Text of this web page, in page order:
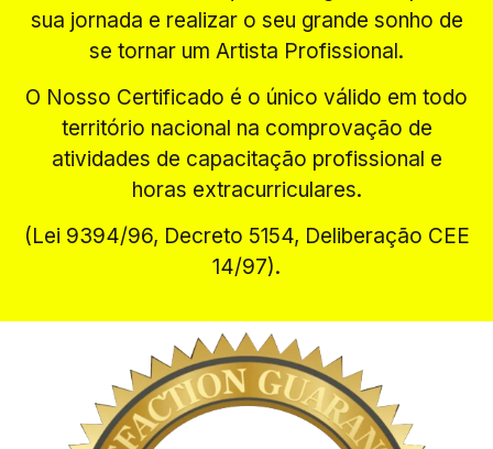
sua jornada e realizar o seu grande sonho de
se tornar um Artista Profissional.
O Nosso Certificado é o único válido em todo
território nacional na comprovação de
atividades de capacitação profissional e
horas extracurriculares.
(Lei 9394/96, Decreto 5154, Deliberação CEE
14/97).